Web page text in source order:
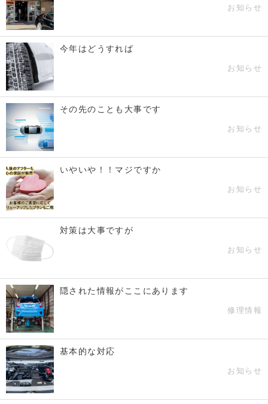
お知らせ
今年はどうすれば
お知らせ
その先のことも大事です
お知らせ
いやいや！！マジですか
お知らせ
対策は大事ですが
お知らせ
隠された情報がここにあります
修理情報
基本的な対応
お知らせ